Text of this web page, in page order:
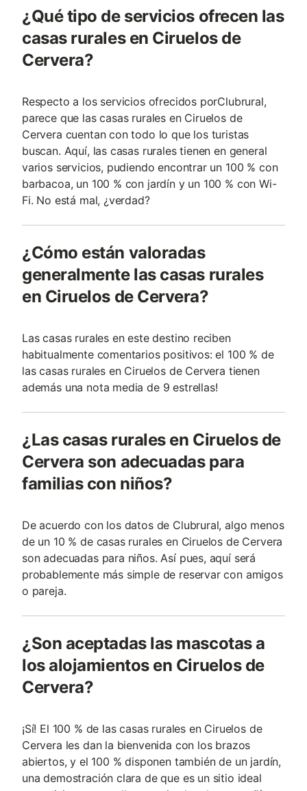
¿Qué tipo de servicios ofrecen las
casas rurales en Ciruelos de
Cervera?
Respecto a los servicios ofrecidos porClubrural,
parece que las casas rurales en Ciruelos de
Cervera cuentan con todo lo que los turistas
buscan. Aquí, las casas rurales tienen en general
varios servicios, pudiendo encontrar un 100 % con
barbacoa, un 100 % con jardín y un 100 % con Wi-
Fi. No está mal, ¿verdad?
¿Cómo están valoradas
generalmente las casas rurales
en Ciruelos de Cervera?
Las casas rurales en este destino reciben
habitualmente comentarios positivos: el 100 % de
las casas rurales en Ciruelos de Cervera tienen
además una nota media de 9 estrellas!
¿Las casas rurales en Ciruelos de
Cervera son adecuadas para
familias con niños?
De acuerdo con los datos de Clubrural, algo menos
de un 10 % de casas rurales en Ciruelos de Cervera
son adecuadas para niños. Así pues, aquí será
probablemente más simple de reservar con amigos
o pareja.
¿Son aceptadas las mascotas a
los alojamientos en Ciruelos de
Cervera?
¡Sí! El 100 % de las casas rurales en Ciruelos de
Cervera les dan la bienvenida con los brazos
abiertos, y el 100 % disponen también de un jardín,
una demostración clara de que es un sitio ideal